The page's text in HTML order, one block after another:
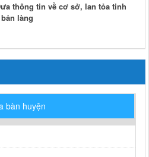
thông tin về cơ sở, lan tỏa tinh
làng
bàn huyện